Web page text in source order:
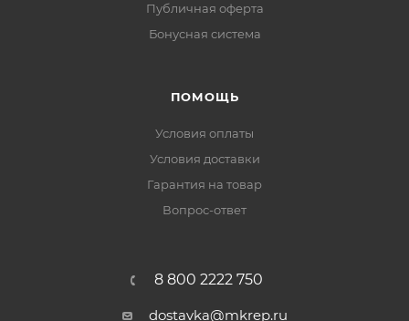
Публичная оферта
Бонусная система
ПОМОЩЬ
Условия оплаты
Условия доставки
Гарантия на товар
Вопрос-ответ
8 800 2222 750
dostavka@mkrep.ru